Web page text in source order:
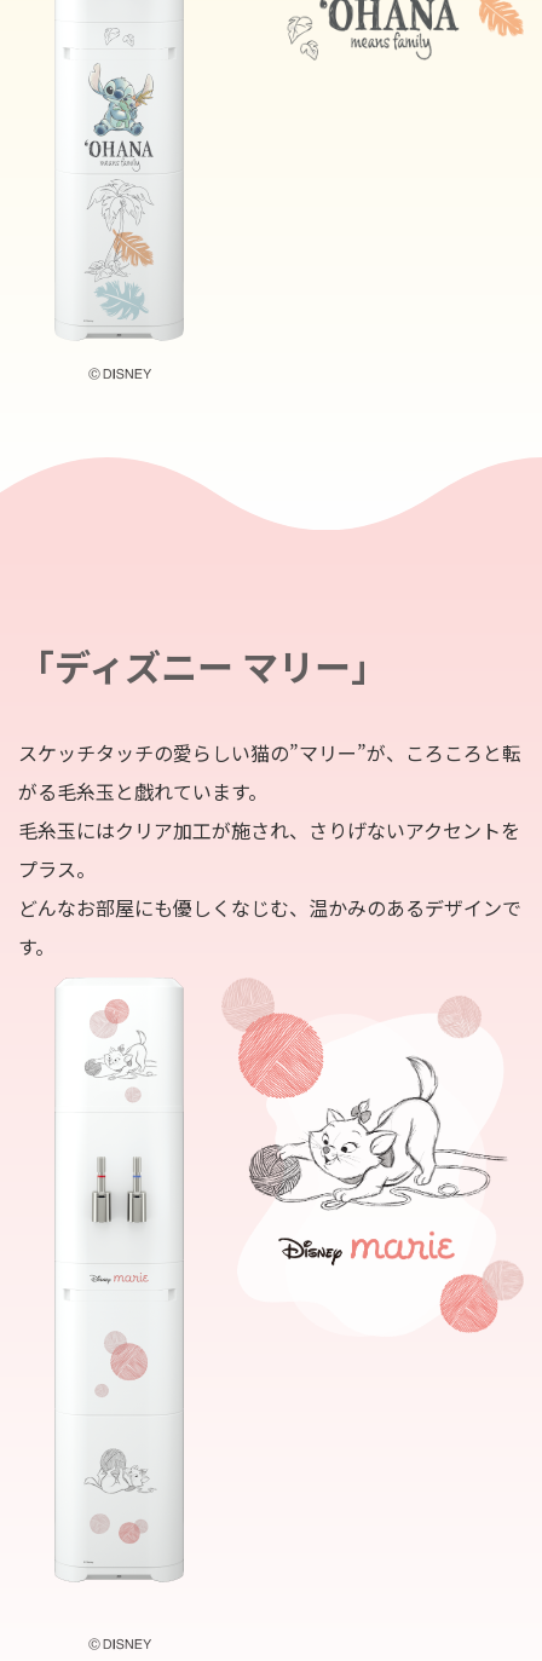
「ディズニー マリー」
スケッチタッチの愛らしい猫の”マリー”が、ころころと転
がる毛糸玉と戯れています。
毛糸玉にはクリア加工が施され、さりげないアクセントを
プラス。
どんなお部屋にも優しくなじむ、温かみのあるデザインで
す。